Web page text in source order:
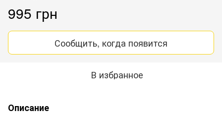
995 грн
Сообщить, когда появится
В избранное
Описание